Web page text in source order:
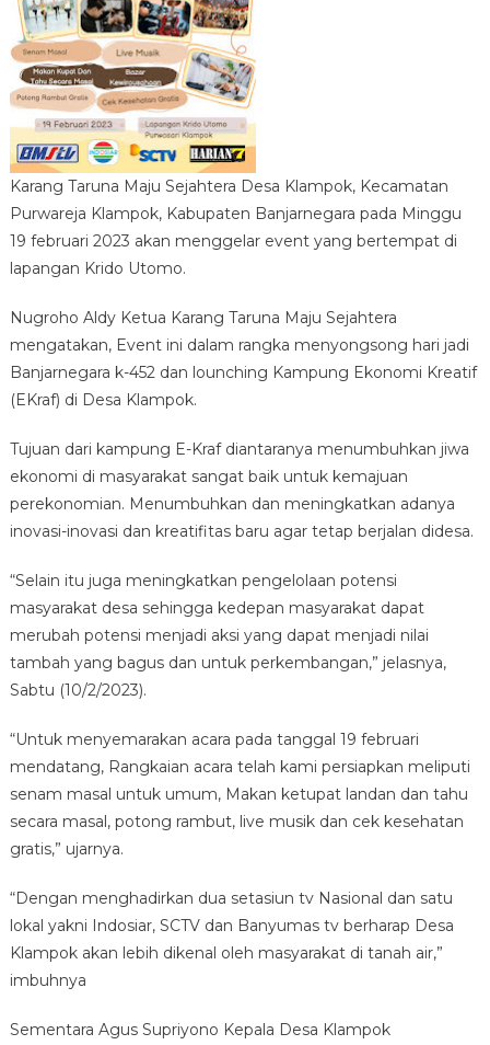
Karang Taruna Maju Sejahtera Desa Klampok, Kecamatan
Purwareja Klampok, Kabupaten Banjarnegara pada Minggu
19 februari 2023 akan menggelar event yang bertempat di
lapangan Krido Utomo.
Nugroho Aldy Ketua Karang Taruna Maju Sejahtera
mengatakan, Event ini dalam rangka menyongsong hari jadi
Banjarnegara k-452 dan lounching Kampung Ekonomi Kreatif
(EKraf) di Desa Klampok.
Tujuan dari kampung E-Kraf diantaranya menumbuhkan jiwa
ekonomi di masyarakat sangat baik untuk kemajuan
perekonomian. Menumbuhkan dan meningkatkan adanya
inovasi-inovasi dan kreatifitas baru agar tetap berjalan didesa.
“Selain itu juga meningkatkan pengelolaan potensi
masyarakat desa sehingga kedepan masyarakat dapat
merubah potensi menjadi aksi yang dapat menjadi nilai
tambah yang bagus dan untuk perkembangan,” jelasnya,
Sabtu (10/2/2023).
“Untuk menyemarakan acara pada tanggal 19 februari
mendatang, Rangkaian acara telah kami persiapkan meliputi
senam masal untuk umum, Makan ketupat landan dan tahu
secara masal, potong rambut, live musik dan cek kesehatan
gratis,” ujarnya.
“Dengan menghadirkan dua setasiun tv Nasional dan satu
lokal yakni Indosiar, SCTV dan Banyumas tv berharap Desa
Klampok akan lebih dikenal oleh masyarakat di tanah air,”
imbuhnya
Sementara Agus Supriyono Kepala Desa Klampok